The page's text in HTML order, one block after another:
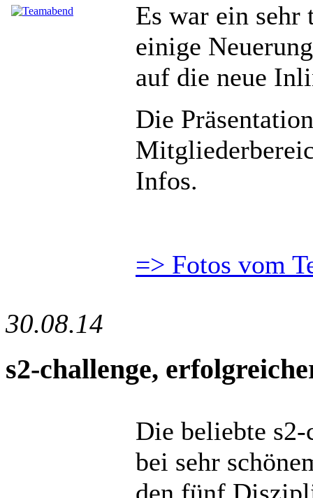
Es war ein
einige
auf die neue
Die
Infos.
=> Fotos vom
30.08.14
s2-challenge,
Die beliebte s2-
bei sehr